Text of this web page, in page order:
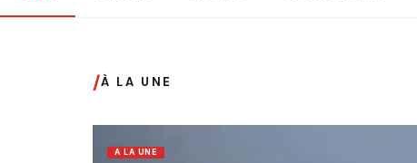
/À LA UNE
A LA UNE